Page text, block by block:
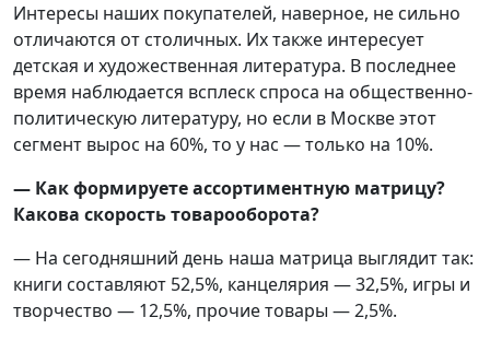
Интересы наших покупателей, наверное, не сильно
отличаются от столичных. Их также интересует
детская и художественная литература. В последнее
время наблюдается всплеск спроса на общественно-
политическую литературу, но если в Москве этот
сегмент вырос на 60%, то у нас — только на 10%.
— Как формируете ассортиментную матрицу?
Какова скорость товарооборота?
— На сегодняшний день наша матрица выглядит так:
книги составляют 52,5%, канцелярия — 32,5%, игры и
творчество — 12,5%, прочие товары — 2,5%.